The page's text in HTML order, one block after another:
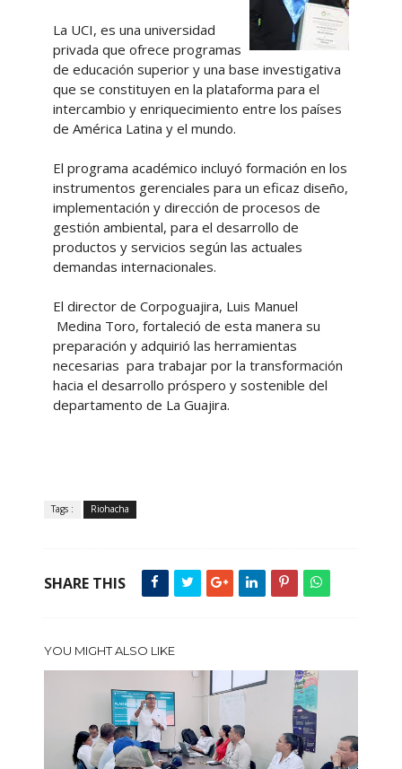
La UCI, es una universidad
privada que ofrece programas
de educación superior y una base investigativa
que se constituyen en la plataforma para el
intercambio y enriquecimiento entre los países
de América Latina y el mundo.
El programa académico incluyó formación en los
instrumentos gerenciales para un eficaz diseño,
implementación y dirección de procesos de
gestión ambiental, para el desarrollo de
productos y servicios según las actuales
demandas internacionales.
El director de Corpoguajira, Luis Manuel
Medina Toro, fortaleció de esta manera su
preparación y adquirió las herramientas
necesarias para trabajar por la transformación
hacia el desarrollo próspero y sostenible del
departamento de La Guajira.
Tags : Riohacha
SHARE THIS
YOU MIGHT ALSO LIKE